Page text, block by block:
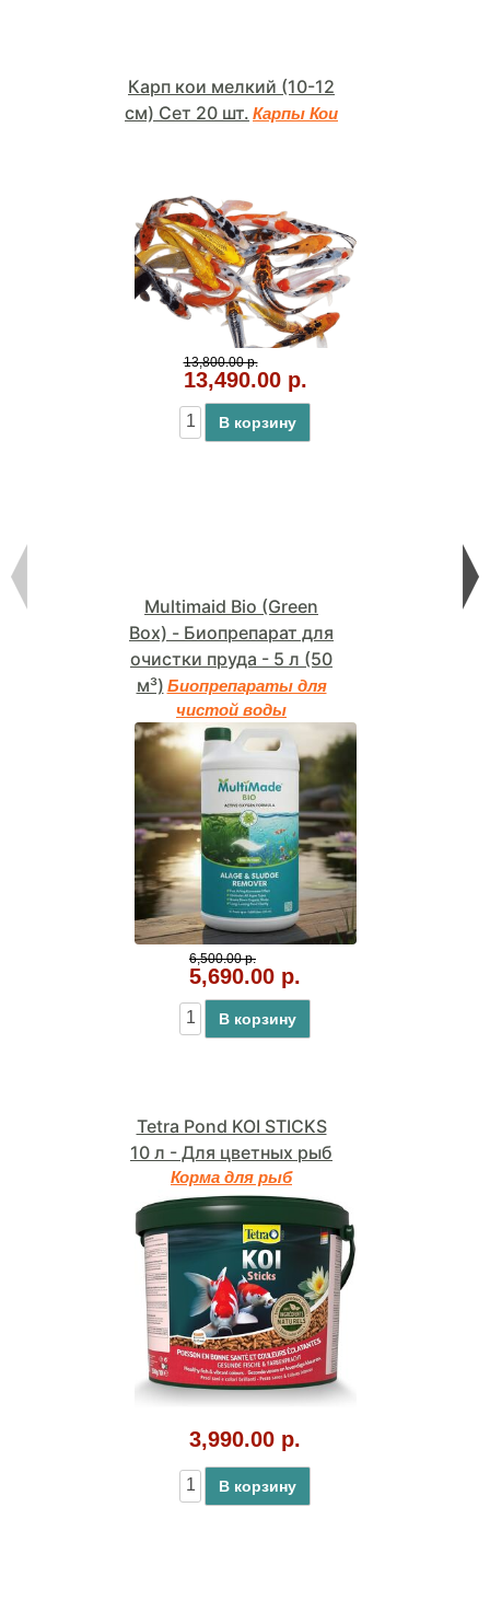
Карп кои мелкий (10-12
см) Сет 20 шт. Карпы Кои
13,800.00 р.
13,490.00 р.
В корзину
Multimaid Bio (Green
Box) - Биопрепарат для
очистки пруда - 5 л (50
м³) Биопрепараты для
чистой воды
6,500.00 р.
5,690.00 р.
В корзину
Tetra Pond KOI STICKS
10 л - Для цветных рыб
Корма для рыб
3,990.00 р.
В корзину